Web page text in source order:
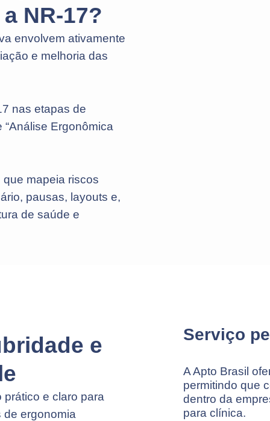
NR-17?
envolvem ativamente
e melhoria das
nas etapas de
“Análise Ergonômica
mapeia riscos
pausas, layouts e,
de saúde e
e
e claro para
de ergonomia
Serviço
A Apto Brasil
permitindo que
dentro da
para clínica.